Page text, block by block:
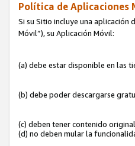
Política de Aplicaciones
Si su Sitio incluye una
Móvil”), su Aplicación Móvil:
(a) debe estar disponible en las
(b) debe poder descargarse
(c) deben tener contenido
(d) no deben mular la